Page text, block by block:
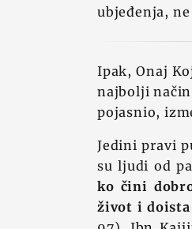
ubjeđenja,
Ipak, Onaj
najbolji način
pojasnio,
Jedini pravi
su ljudi od
ko čini
život i doista